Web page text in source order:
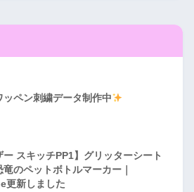
ッペン刺繍データ制作中
ー スキッチPP1】グリッターシート
のペットボトルマーカー｜
更新しました